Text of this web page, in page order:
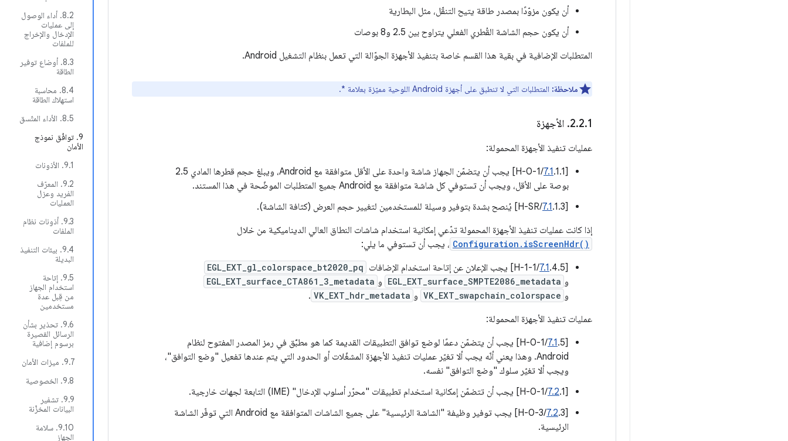
‫8.2. أداء الوصول
إلى عمليات
الإدخال والإخراج
للملفات
8.3. أوضاع توفير
الطاقة
‫8.4. محاسبة
استهلاك الطاقة
‫8.5. الأداء المتّسق
9. توافُق نموذج
الأمان
‫9.1. الأذونات
‫9.2. المعرّف
الفريد وعزل
العمليات
‫9.3. أذونات نظام
الملفات
‫9.4. بيئات التنفيذ
البديلة
‫9.5. إتاحة
استخدام الجهاز
من قِبل عدة
مستخدمين
‫9.6. تحذير بشأن
الرسائل القصيرة
برسوم إضافية
‫9.7. ميزات الأمان
‫9.8. الخصوصية
‫9.9. تشفير
البيانات المخزَّنة
‫9.10. سلامة
الجهاز
أن يكون مزوّدًا بمصدر طاقة يتيح التنقّل، مثل البطارية
أن يكون حجم الشاشة القُطري الفعلي يتراوح بين 2.5 و8 بوصات
المتطلبات الإضافية في بقية هذا القسم خاصة بتنفيذ الأجهزة الجوّالة التي تعمل بنظام التشغيل Android.
ملاحظة: المتطلبات التي لا تنطبق على أجهزة Android اللوحية مميّزة بعلامة *.
2.2.1
. الأجهزة
عمليات تنفيذ الأجهزة المحمولة:
‫[
7.1
.1.1/H-0-1] يجب أن يتضمّن الجهاز شاشة واحدة على الأقل متوافقة مع Android، ويبلغ حجم قطرها المادي 2.5
بوصة على الأقل، ويجب أن تستوفي كل شاشة متوافقة مع Android جميع المتطلبات الموضّحة في هذا المستند.
[
7.1.1.3/H-SR] يُنصح بشدة بتوفير وسيلة للمستخدمين لتغيير حجم العرض (كثافة الشاشة).
إذا كانت عمليات تنفيذ الأجهزة المحمولة تدّعي إمكانية استخدام شاشات النطاق العالي الديناميكية من خلال
Configuration.isScreenHdr() ، يجب أن تستوفي ما يلي:
[
7.1.4.5/H-1-1] يجب الإعلان عن إتاحة استخدام الإضافات EGL_EXT_gl_colorspace_bt2020_pq
و EGL_EXT_surface_SMPTE2086_metadata و EGL_EXT_surface_CTA861_3_metadata
و VK_EXT_swapchain_colorspace و VK_EXT_hdr_metadata
.
عمليات تنفيذ الأجهزة المحمولة:
‫[
7.1
.5/H-0-1] يجب أن يتضمّن دعمًا لوضع توافق التطبيقات القديمة كما هو مطبَّق في رمز المصدر المفتوح لنظام
Android. وهذا يعني أنّه يجب ألا تغيّر عمليات تنفيذ الأجهزة المشغّلات أو الحدود التي يتم عندها تفعيل "وضع التوافق"،
ويجب ألا تغيّر سلوك "وضع التوافق" نفسه.
[
7.2.1/H-0-1] يجب أن تتضمّن إمكانية استخدام تطبيقات "محرّر أسلوب الإدخال" (IME) التابعة لجهات خارجية.
[
7.2
.3/H-0-3] يجب توفير وظيفة "الشاشة الرئيسية" على جميع الشاشات المتوافقة مع Android التي توفّر الشاشة
الرئيسية.